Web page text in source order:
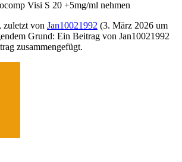
Visi S 20 +5mg/ml nehmen
zuletzt von Jan10021992 (3. März 2026 um
Grund: Ein Beitrag von Jan10021992
zusammengefügt.